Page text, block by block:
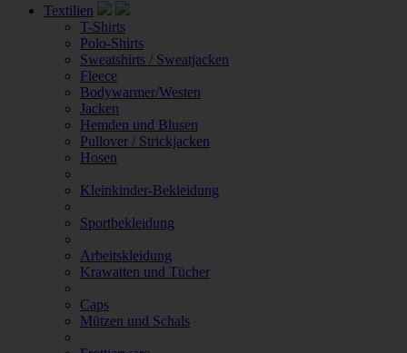
Textilien
T-Shirts
Polo-Shirts
Sweatshirts / Sweatjacken
Fleece
Bodywarmer/Westen
Jacken
Hemden und Blusen
Pullover / Strickjacken
Hosen
Kleinkinder-Bekleidung
Sportbekleidung
Arbeitskleidung
Krawatten und Tücher
Caps
Mützen und Schals